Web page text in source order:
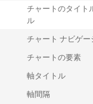
チャートのタイト
ル
チャート ナビゲ
チャートの要素
軸タイトル
軸間隔
U.S. Energy